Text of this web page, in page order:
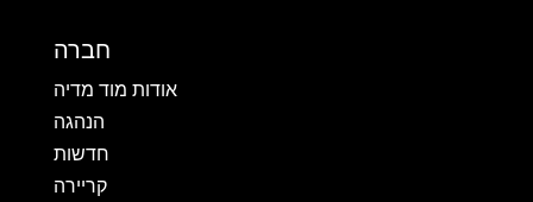
חברה
אודות מוד מדיה
הנהגה
חדשות
קריירה